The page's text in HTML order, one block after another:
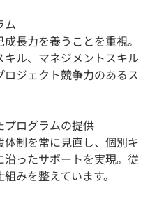
ム
長力を養うことを重視。
ル、マネジメントスキル
ジェクト競争力のあるス
ログラムの提供
制を常に見直し、個別キ
ったサポートを実現。従
みを整えています。